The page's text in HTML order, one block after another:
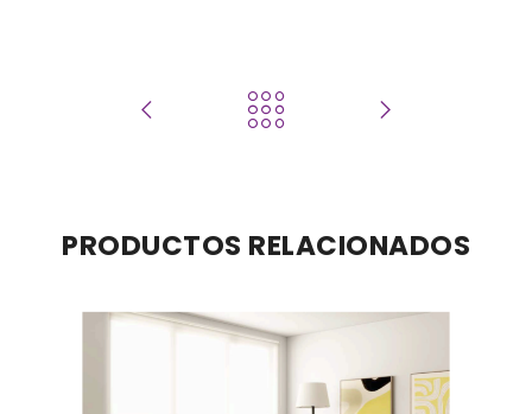
PRODUCTOS RELACIONADOS